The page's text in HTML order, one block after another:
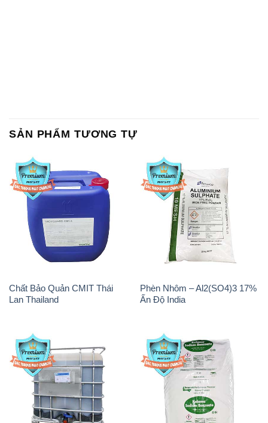
SẢN PHẨM TƯƠNG TỰ
Chất Bảo Quản CMIT Thái
Lan Thailand
Phèn Nhôm – Al2(SO4)3 17%
Ấn Độ India